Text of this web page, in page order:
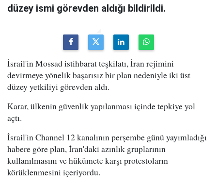
düzey ismi görevden aldığı bildirildi.
İsrail'in Mossad istihbarat teşkilatı, İran rejimini
devirmeye yönelik başarısız bir plan nedeniyle iki üst
düzey yetkiliyi görevden aldı.
Karar, ülkenin güvenlik yapılanması içinde tepkiye yol
açtı.
İsrail'in Channel 12 kanalının perşembe günü yayımladığı
habere göre plan, İran'daki azınlık gruplarının
kullanılmasını ve hükümete karşı protestoların
körüklenmesini içeriyordu.